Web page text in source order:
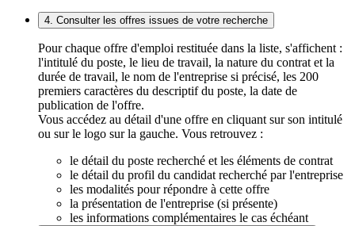
4. Consulter les offres issues de votre recherche
Pour chaque offre d'emploi restituée dans la liste, s'affichent :
l'intitulé du poste, le lieu de travail, la nature du contrat et la
durée de travail, le nom de l'entreprise si précisé, les 200
premiers caractères du descriptif du poste, la date de
publication de l'offre.
Vous accédez au détail d'une offre en cliquant sur son intitulé
ou sur le logo sur la gauche. Vous retrouvez :
le détail du poste recherché et les éléments de contrat
le détail du profil du candidat recherché par l'entreprise
les modalités pour répondre à cette offre
la présentation de l'entreprise (si présente)
les informations complémentaires le cas échéant